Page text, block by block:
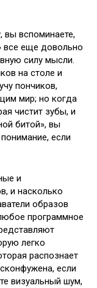
вы вспоминаете,
все еще довольно
силу мысли.
на столе и
пончиков,
мир; но когда
чистит зубы, и
битой», вы
если
и
и насколько
образов
программное
легко
распознает
если
визуальный шум,